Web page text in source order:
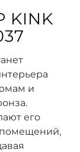
и
его